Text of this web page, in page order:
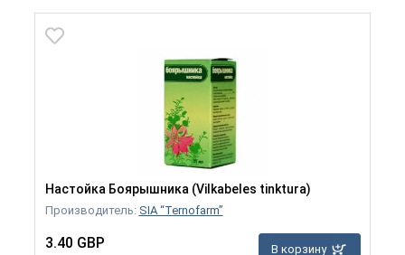
Настойка Боярышника (Vilkabeles tinktura)
Производитель: SIA “Ternofarm”
3.40 GBP В корзину